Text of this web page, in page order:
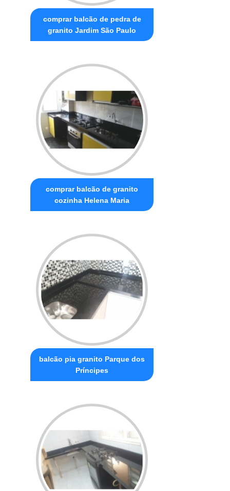
comprar balcão de pedra de
granito Jardim São Paulo
comprar balcão de granito
cozinha Helena Maria
balcão pia granito Parque dos
Príncipes